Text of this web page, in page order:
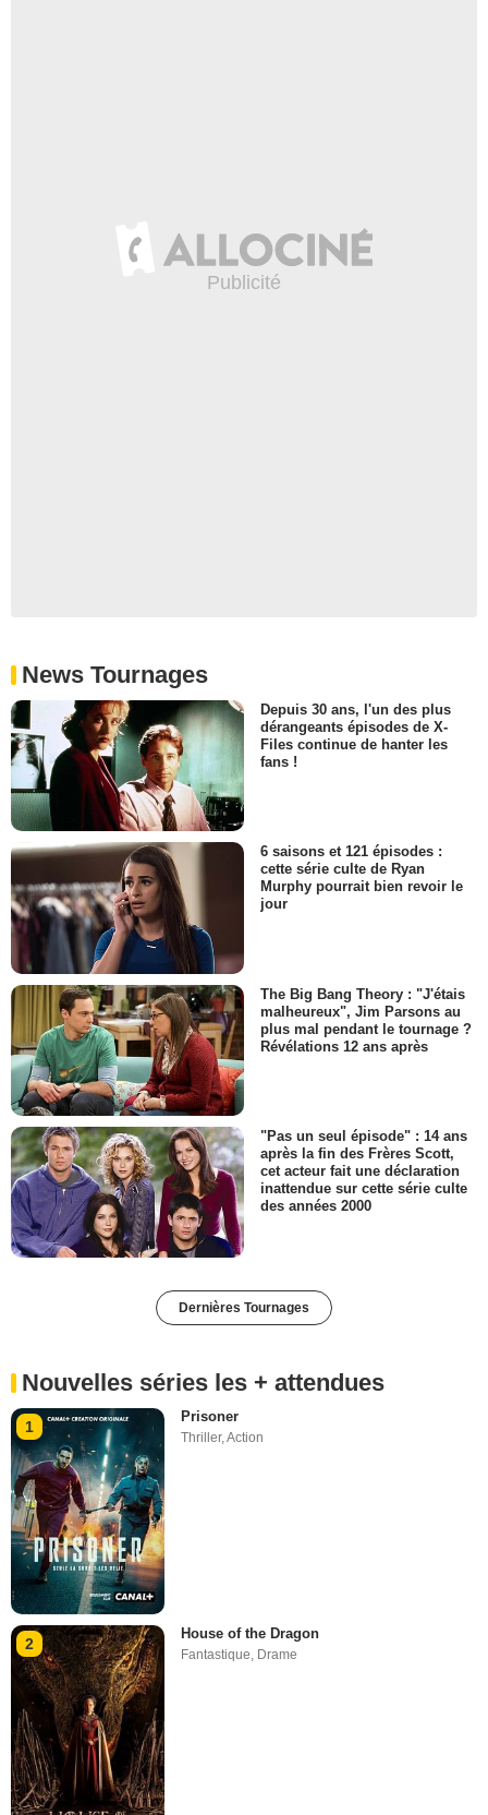
News Tournages
Depuis 30 ans, l'un des plus
dérangeants épisodes de X-
Files continue de hanter les
fans !
6 saisons et 121 épisodes :
cette série culte de Ryan
Murphy pourrait bien revoir le
jour
The Big Bang Theory : "J'étais
malheureux", Jim Parsons au
plus mal pendant le tournage ?
Révélations 12 ans après
"Pas un seul épisode" : 14 ans
après la fin des Frères Scott,
cet acteur fait une déclaration
inattendue sur cette série culte
des années 2000
Dernières Tournages
Nouvelles séries les + attendues
1
Prisoner
Thriller,Action
2
House of the Dragon
Fantastique Drame